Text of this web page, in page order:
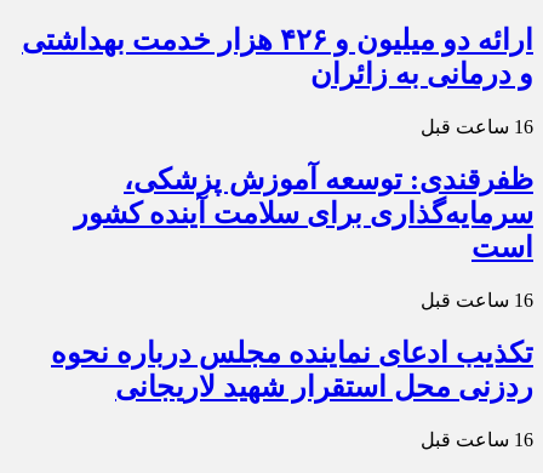
ارائه دو میلیون و ۴۲۶ هزار خدمت بهداشتی
و درمانی به زائران
16 ساعت قبل
ظفرقندی: توسعه آموزش پزشکی،
سرمایه‌گذاری برای سلامت آینده کشور
است
16 ساعت قبل
تکذیب ادعای نماینده مجلس درباره نحوه
ردزنی محل استقرار شهید لاریجانی
16 ساعت قبل